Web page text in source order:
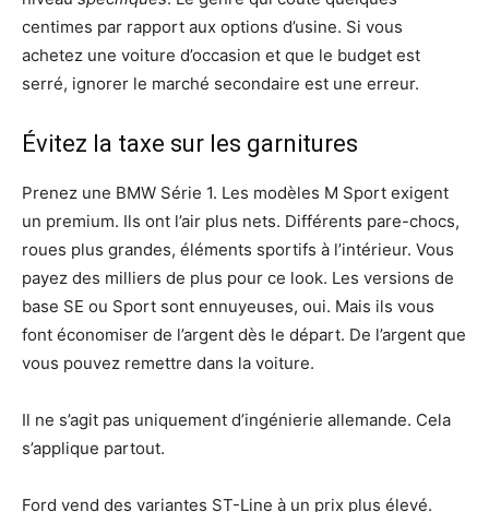
centimes par rapport aux options d’usine. Si vous
achetez une voiture d’occasion et que le budget est
serré, ignorer le marché secondaire est une erreur.
Évitez la taxe sur les garnitures
Prenez une BMW Série 1. Les modèles M Sport exigent
un premium. Ils ont l’air plus nets. Différents pare-chocs,
roues plus grandes, éléments sportifs à l’intérieur. Vous
payez des milliers de plus pour ce look. Les versions de
base SE ou Sport sont ennuyeuses, oui. Mais ils vous
font économiser de l’argent dès le départ. De l’argent que
vous pouvez remettre dans la voiture.
Il ne s’agit pas uniquement d’ingénierie allemande. Cela
s’applique partout.
Ford vend des variantes ST-Line à un prix plus élevé.